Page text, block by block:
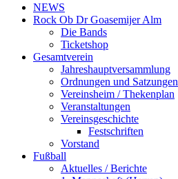
NEWS
Rock Ob Dr Goasemijer Alm
Die Bands
Ticketshop
Gesamtverein
Jahreshauptversammlung
Ordnungen und Satzungen
Vereinsheim / Thekenplan
Veranstaltungen
Vereinsgeschichte
Festschriften
Vorstand
Fußball
Aktuelles / Berichte